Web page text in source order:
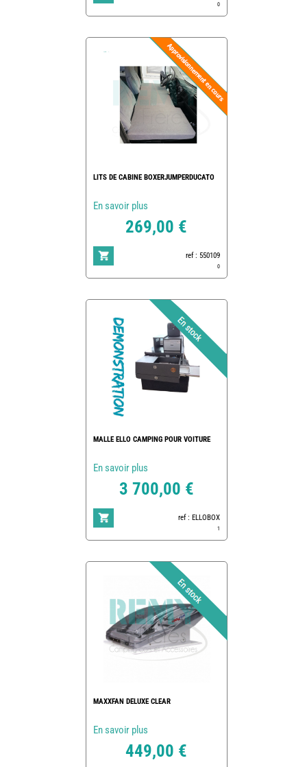
0
LITS DE CABINE BOXERJUMPERDUCATO
En savoir plus
269,00 €
ref : 550109
0
MALLE ELLO CAMPING POUR VOITURE
En savoir plus
3 700,00 €
ref : ELLOBOX
1
MAXXFAN DELUXE CLEAR
En savoir plus
449,00 €